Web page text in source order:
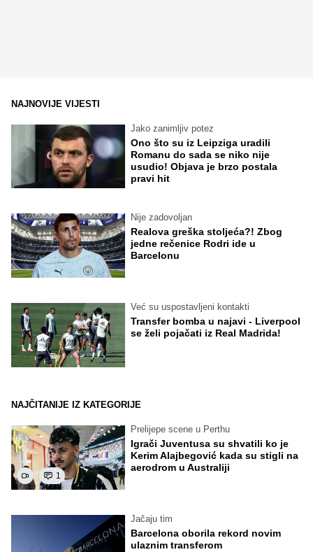
NAJNOVIJE VIJESTI
Jako zanimljiv potez
Ono što su iz Leipziga uradili
Romanu do sada se niko nije
usudio! Objava je brzo postala
pravi hit
Nije zadovoljan
Realova greška stoljeća?! Zbog
jedne rečenice Rodri ide u
Barcelonu
Već su uspostavljeni kontakti
Transfer bomba u najavi - Liverpool
se želi pojačati iz Real Madrida!
NAJČITANIJE IZ KATEGORIJE
1
Prelijepe scene u Perthu
Igrači Juventusa su shvatili ko je
Kerim Alajbegović kada su stigli na
aerodrom u Australiji
Jačaju tim
Barcelona oborila rekord novim
ulaznim transferom